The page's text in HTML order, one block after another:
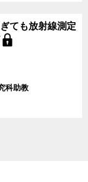
だ。
同質の価値観だけ
あることが指摘さ
共通の目標に向か
があったときにそ
撤退」を言い出せ
る関係者の間では
ても放射線測定
科助教